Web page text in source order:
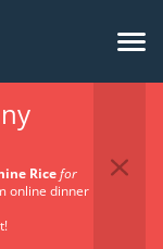
Ricefor
online dinner